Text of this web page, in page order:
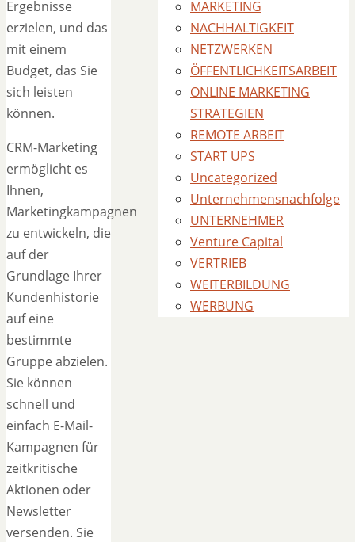
Ergebnisse
erzielen, und das
mit einem
Budget, das Sie
sich leisten
können.
CRM-Marketing
ermöglicht es
Ihnen,
Marketingkampagnen
zu entwickeln, die
auf der
Grundlage Ihrer
Kundenhistorie
auf eine
bestimmte
Gruppe abzielen.
Sie können
schnell und
einfach E-Mail-
Kampagnen für
zeitkritische
Aktionen oder
Newsletter
versenden. Sie
MARKETING
NACHHALTIGKEIT
NETZWERKEN
ÖFFENTLICHKEITSARBEIT
ONLINE MARKETING
STRATEGIEN
REMOTE ARBEIT
START UPS
Uncategorized
Unternehmensnachfolge
UNTERNEHMER
Venture Capital
VERTRIEB
WEITERBILDUNG
WERBUNG